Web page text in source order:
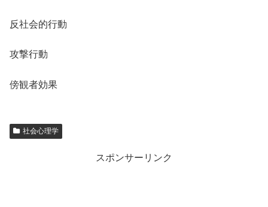
反社会的行動
攻撃行動
傍観者効果
社会心理学
スポンサーリンク